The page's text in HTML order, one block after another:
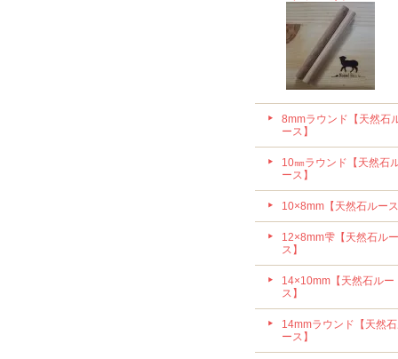
8mmラウンド【天然石
ース】
10㎜ラウンド【天然石
ース】
10×8mm【天然石ルース
12×8mm雫【天然石ルー
ス】
14×10mm【天然石ルー
ス】
14mmラウンド【天然
ース】